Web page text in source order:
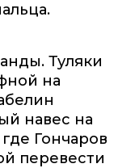
Туляки
на
навес на
Гончаров
перевести